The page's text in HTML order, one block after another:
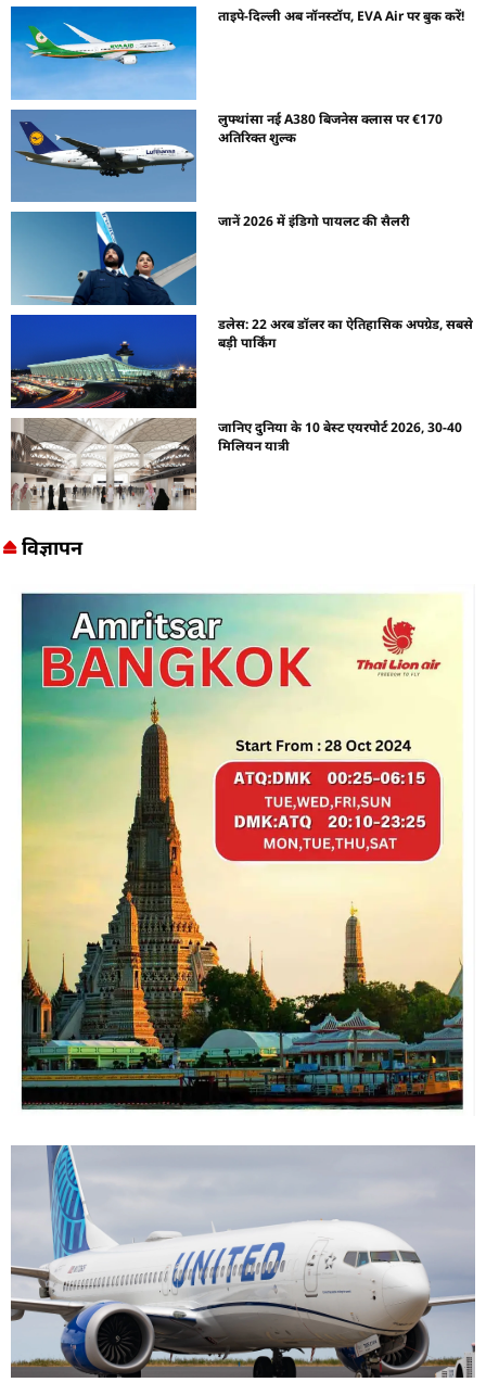
ताइपे-दिल्ली अब नॉनस्टॉप, EVA Air पर बुक करें!
लुफ्थांसा नई A380 बिजनेस क्लास पर €170
अतिरिक्त शुल्क
जानें 2026 में इंडिगो पायलट की सैलरी
डलेस: 22 अरब डॉलर का ऐतिहासिक अपग्रेड, सबसे
बड़ी पार्किंग
जानिए दुनिया के 10 बेस्ट एयरपोर्ट 2026, 30-40
मिलियन यात्री
विज्ञापन